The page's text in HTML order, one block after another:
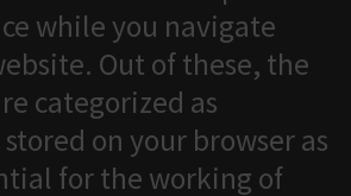
while you navigate
Out of these, the
categorized as
on your browser as
for the working of